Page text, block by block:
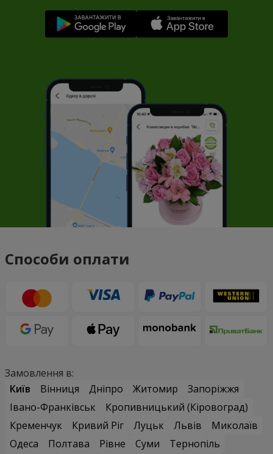
Способи оплати
Замовлення в:
Київ
Вінниця Дніпро Житомир
Запоріжжя
Івано-Франківськ
Кропивницький (Кіровоград)
Кременчук
Кривий Ріг Луцьк Львів
Миколаїв
Одеса
Полтава Рівне Суми
Тернопіль